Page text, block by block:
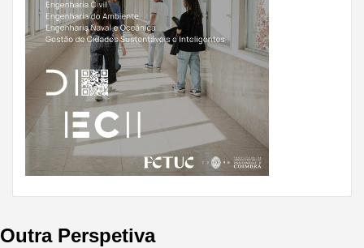
Outra Perspetiva